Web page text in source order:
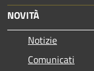
NOVITÀ
Notizie
Comunicati